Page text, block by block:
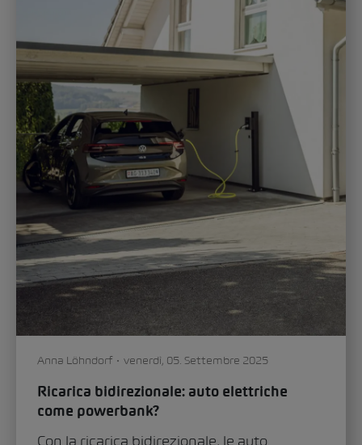
Anna Löhndorf venerdì, 02. Maggio 2025
Mobilità rinnovabile: ecco come funziona la
mobilità del futuro
Come si può sviluppare in Svizzera un
panorama di mobilità orientato al futuro e a
basse emissioni? Negli ultimi anni,...
Soluzioni del futuro
0